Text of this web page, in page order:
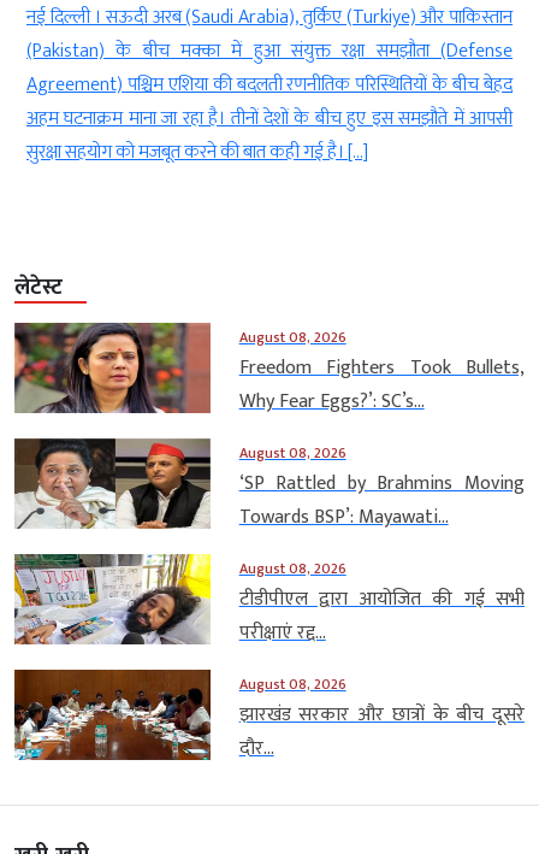
(Turkiye) और पाकिस्तान
रक्षा समझौता (Defense
परिस्थितियों के बीच बेहद
के बीच हुए इस समझौते में आपसी
गई है। […]
नई दिल्ली। अमेरिका और ईरान (America
बीच राष्ट्रपति डोनाल्ड ट्रंप (American
बयान दिया है। ट्रंप को उम्मीद है कि दोनों
किसी समझौते तक पहुंच सकती है। उन्होंने
बढ़ […]
लेटेस्ट
August 08, 2026
Freedom Fighters Took Bullets,
Why Fear Eggs?’: SC’s...
August 08, 2026
‘SP Rattled by Brahmins Moving
Towards BSP’: Mayawati...
August 08, 2026
टीडीपीएल द्वारा आयोजित की गई सभी
परीक्षाएं रद्द...
August 08, 2026
झारखंड सरकार और छात्रों के बीच दूसरे
दौर...